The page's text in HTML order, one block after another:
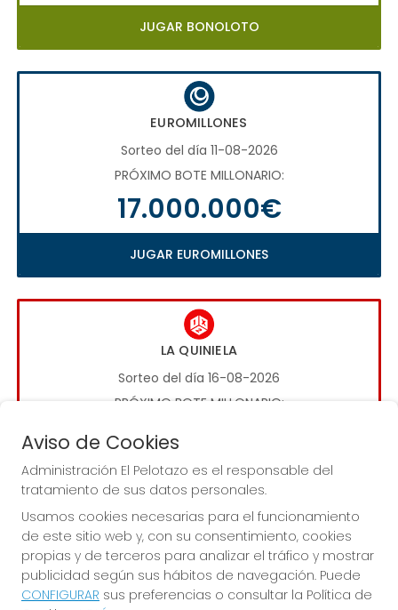
JUGAR BONOLOTO
EUROMILLONES
Sorteo del día 11-08-2026
PRÓXIMO BOTE MILLONARIO:
17.000.000€
JUGAR EUROMILLONES
LA QUINIELA
Sorteo del día 16-08-2026
PRÓXIMO BOTE MILLONARIO:
1.000.000€
JUGAR LA QUINIELA
Aviso de Cookies
Administración El Pelotazo es el responsable del
tratamiento de sus datos personales.
Usamos cookies necesarias para el funcionamiento
de este sitio web y, con su consentimiento, cookies
propias y de terceros para analizar el tráfico y mostrar
publicidad según sus hábitos de navegación. Puede
CONFIGURAR sus preferencias o consultar la Política de